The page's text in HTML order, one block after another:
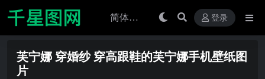
登录
芙宁娜 穿婚纱 穿高跟鞋的芙宁娜手机壁纸图
片